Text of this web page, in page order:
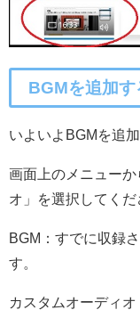
BGMを追加す
いよいよBGMを追
画面上のメニュー
オ」を選択してくだ
BGM：すでに収録
す。
カスタムオーディ